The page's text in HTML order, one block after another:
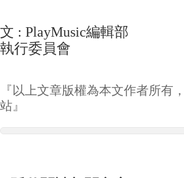
文 : PlayMusic編輯部
執行委員會
『以上文章版權為本文作者所
站』